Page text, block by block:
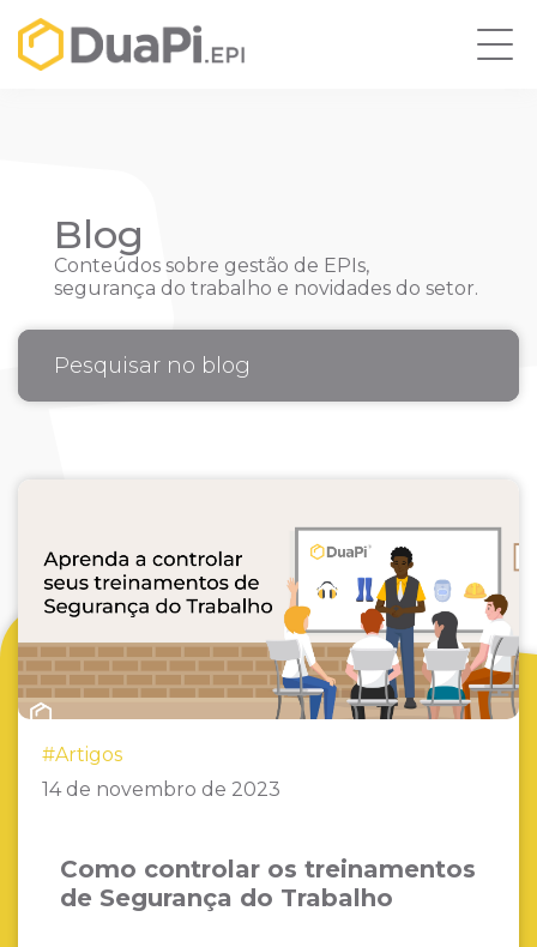
Blog
Conteúdos sobre gestão de EPIs,
segurança do trabalho e novidades do setor.
#Artigos
14 de novembro de 2023
Como controlar os treinamentos
de Segurança do Trabalho